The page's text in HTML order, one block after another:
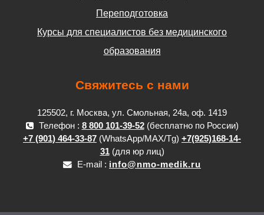
Переподготовка
Курсы для специалистов без медицинского
образования
Свяжитесь с нами
125502, г. Москва, ул. Смольная, 24а, оф. 1419
Телефон : 8 800 101-39-52(бесплатно по России)
+7 (901) 464-33-87 (WhatsApp/MAX/Tg) +7(925)168-14-
31(для юр лиц)
E-mail : info@nmo-medik.ru